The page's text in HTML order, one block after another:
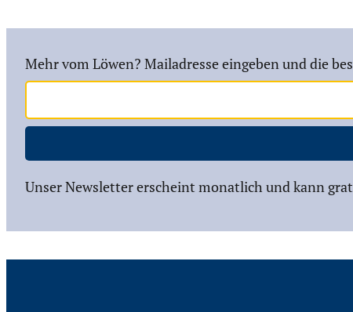
Mehr vom Löwen? Mailadresse eingeben und die
Unser Newsletter erscheint monatlich und kann